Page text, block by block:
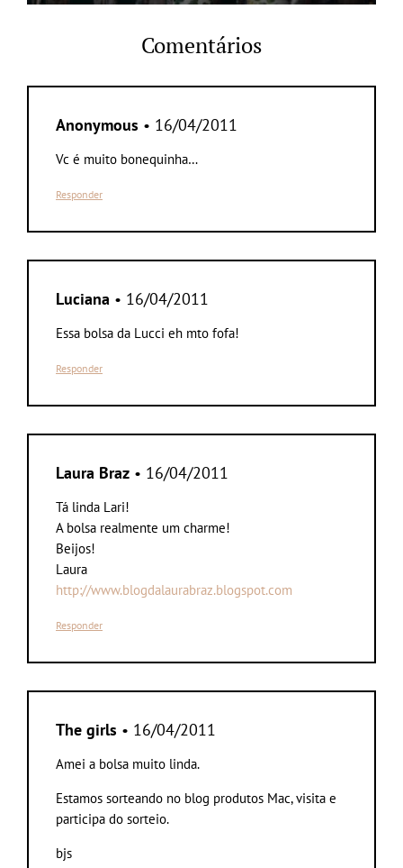
Comentários
Anonymous • 16/04/2011
Vc é muito bonequinha…
Responder
Luciana • 16/04/2011
Essa bolsa da Lucci eh mto fofa!
Responder
Laura Braz • 16/04/2011
Tá linda Lari!
A bolsa realmente um charme!
Beijos!
Laura
http://www.blogdalaurabraz.blogspot.com
Responder
The girls • 16/04/2011
Amei a bolsa muito linda.
Estamos sorteando no blog produtos Mac, visita e
participa do sorteio.
bjs